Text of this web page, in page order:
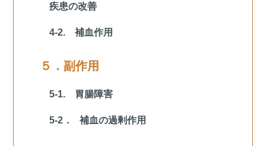
疾患の改善
4-2. 補血作用
５．副作用
5-1. 胃腸障害
5-2． 補血の過剰作用